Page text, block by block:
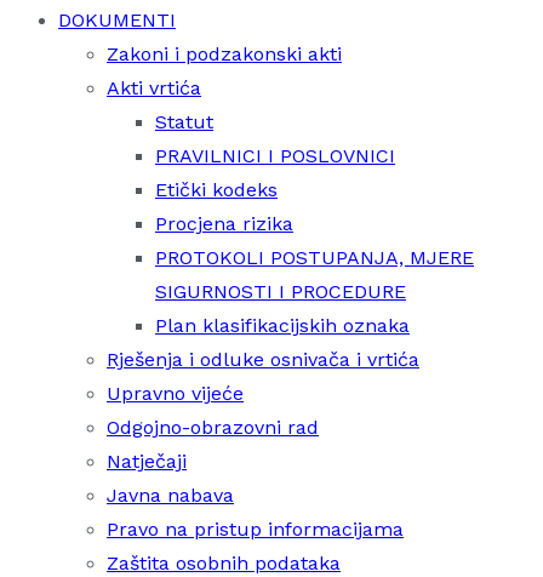
DOKUMENTI
Zakoni i podzakonski akti
Akti vrtića
Statut
PRAVILNICI I POSLOVNICI
Etički kodeks
Procjena rizika
PROTOKOLI POSTUPANJA, MJERE
SIGURNOSTI I PROCEDURE
Plan klasifikacijskih oznaka
Rješenja i odluke osnivača i vrtića
Upravno vijeće
Odgojno-obrazovni rad
Natječaji
Javna nabava
Pravo na pristup informacijama
Zaštita osobnih podataka